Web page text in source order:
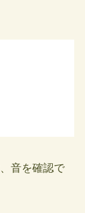
音を確認で